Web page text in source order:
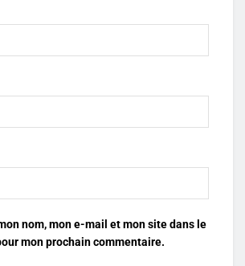
nom, mon e-mail et mon site dans le
mon prochain commentaire.